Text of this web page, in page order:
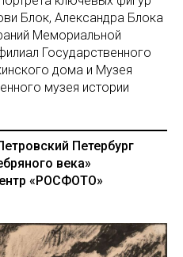
Блок, Александра Блока
Мемориальной
Государственного
дома и Музея
музея истории
Петербург
века»
«РОСФОТО»